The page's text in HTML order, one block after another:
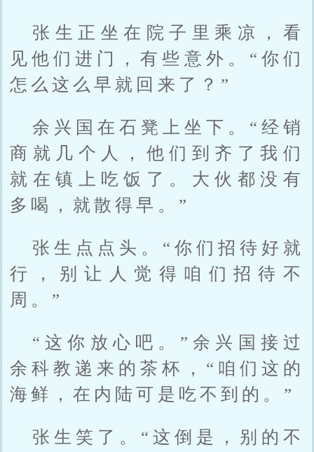
张生正坐在院子里乘凉，看
见他们进门，有些意外。“你们
怎么这么早就回来了？”
余兴国在石凳上坐下。“经销
商就几个人，他们到齐了我们
就在镇上吃饭了。大伙都没有
多喝，就散得早。”
张生点点头。“你们招待好就
行，别让人觉得咱们招待不
周。”
“这你放心吧。”余兴国接过
余科教递来的茶杯，“咱们这的
海鲜，在内陆可是吃不到的。”
张生笑了。“这倒是，别的不